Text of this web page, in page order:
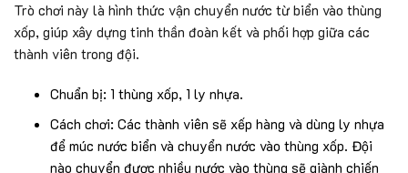
Trò chơi này là hình thức vận chuyển nước từ biển vào thùng
xốp, giúp xây dựng tinh thần đoàn kết và phối hợp giữa các
thành viên trong đội.
Chuẩn bị: 1 thùng xốp, 1 ly nhựa.
Cách chơi: Các thành viên sẽ xếp hàng và dùng ly nhựa
để múc nước biển và chuyển nước vào thùng xốp. Đội
nào chuyển được nhiều nước vào thùng sẽ giành chiến